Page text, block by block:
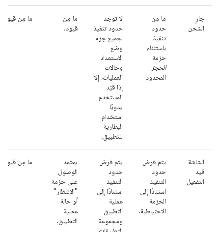
جارٍ
الشحن
ما مِن
حدود
تنفيذ
باستثناء
حزمة
الحجز
المحدود
لا توجد
حدود تنفيذ
لجميع حِزم
وضع
الاستعداد
وحالات
العمليات، إلا
إذا قيّد
المستخدم
يدويًا
استخدام
البطارية
للتطبيق.
ما مِن
قيود.
ما مِن قيود.
الشاشة
قيد
التفعيل
يتم فرض
حدود
التنفيذ
استنادًا إلى
الحزمة
الاحتياطية.
يتم فرض
حدود
التنفيذ
استنادًا إلى
عملية
التطبيق
ومجموعة
يعتمد
الوصول
على حزمة
"الانتظار"
أو حالة
عملية
التطبيق.
ما مِن قيود.